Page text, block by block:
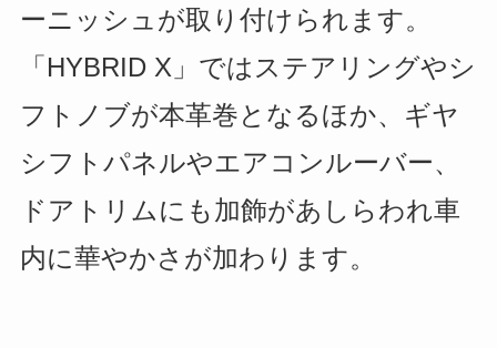
ーニッシュが取り付けられます。
「HYBRID X」ではステアリングやシ
フトノブが本革巻となるほか、ギヤ
シフトパネルやエアコンルーバー、
ドアトリムにも加飾があしらわれ車
内に華やかさが加わります。